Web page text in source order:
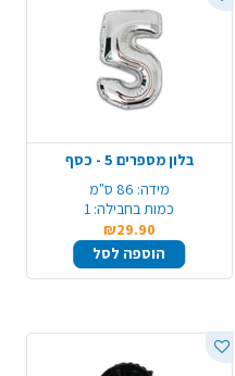
בלון מספרים 5 - כסף
מידה: 86 ס"מ
כמות בחבילה: 1
₪29.90
הוספה לסל